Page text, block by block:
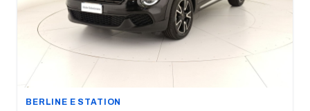
BERLINE E STATION